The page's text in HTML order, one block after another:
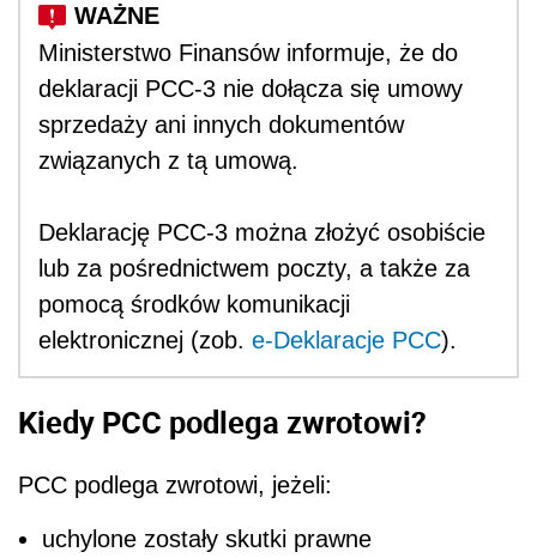
Ministerstwo Finansów informuje, że do
deklaracji PCC-3 nie dołącza się umowy
sprzedaży ani innych dokumentów
związanych z tą umową.
Deklarację PCC-3 można złożyć osobiście
lub za pośrednictwem poczty, a także za
pomocą środków komunikacji
elektronicznej (zob. e-Deklaracje PCC).
Kiedy PCC podlega zwrotowi?
PCC podlega zwrotowi, jeżeli:
uchylone zostały skutki prawne